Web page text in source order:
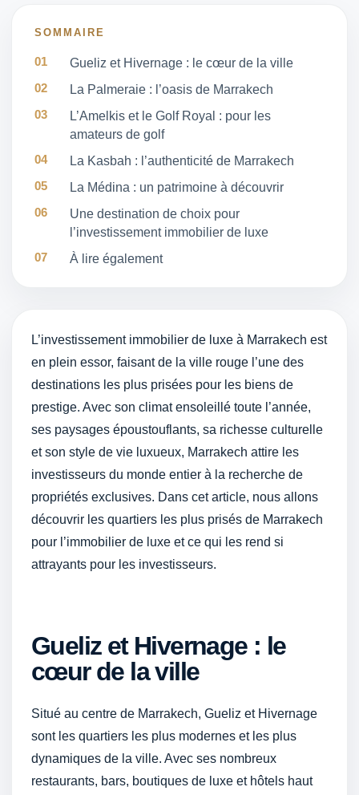
SOMMAIRE
Gueliz et Hivernage : le cœur de la ville
La Palmeraie : l’oasis de Marrakech
L’Amelkis et le Golf Royal : pour les
amateurs de golf
La Kasbah : l’authenticité de Marrakech
La Médina : un patrimoine à découvrir
Une destination de choix pour
l’investissement immobilier de luxe
À lire également
L’investissement immobilier de luxe à Marrakech est
en plein essor, faisant de la ville rouge l’une des
destinations les plus prisées pour les biens de
prestige. Avec son climat ensoleillé toute l’année,
ses paysages époustouflants, sa richesse culturelle
et son style de vie luxueux, Marrakech attire les
investisseurs du monde entier à la recherche de
propriétés exclusives. Dans cet article, nous allons
découvrir les quartiers les plus prisés de Marrakech
pour l’immobilier de luxe et ce qui les rend si
attrayants pour les investisseurs.
Gueliz et Hivernage : le
cœur de la ville
Situé au centre de Marrakech, Gueliz et Hivernage
sont les quartiers les plus modernes et les plus
dynamiques de la ville. Avec ses nombreux
restaurants, bars, boutiques de luxe et hôtels haut